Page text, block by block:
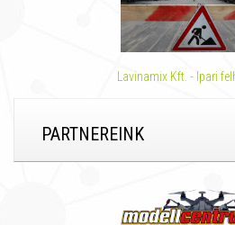
Lavinamix Kft. - Ipari
PARTNEREINK